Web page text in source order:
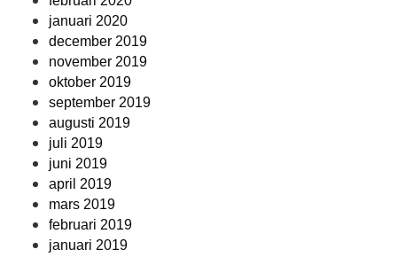
januari 2020
december 2019
november 2019
oktober 2019
september 2019
augusti 2019
juli 2019
juni 2019
april 2019
mars 2019
februari 2019
januari 2019